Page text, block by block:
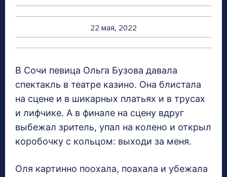
22 мая, 2022
В Сочи певица Ольга Бузова давала
спектакль в театре казино. Она блистала
на сцене и в шикарных платьях и в трусах
и лифчике. А в финале на сцену вдруг
выбежал зритель, упал на колено и открыл
коробочку с кольцом: выходи за меня.
Оля картинно поохала, поахала и убежала